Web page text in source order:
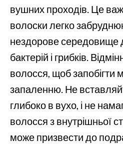
вушних проходів. Це
волоски легко
нездорове середовище
бактерій і грибків.
волосся, щоб запобігти
запаленню. Не
глибоко в вухо, і не
волосся з внутрішньої
може призвести до